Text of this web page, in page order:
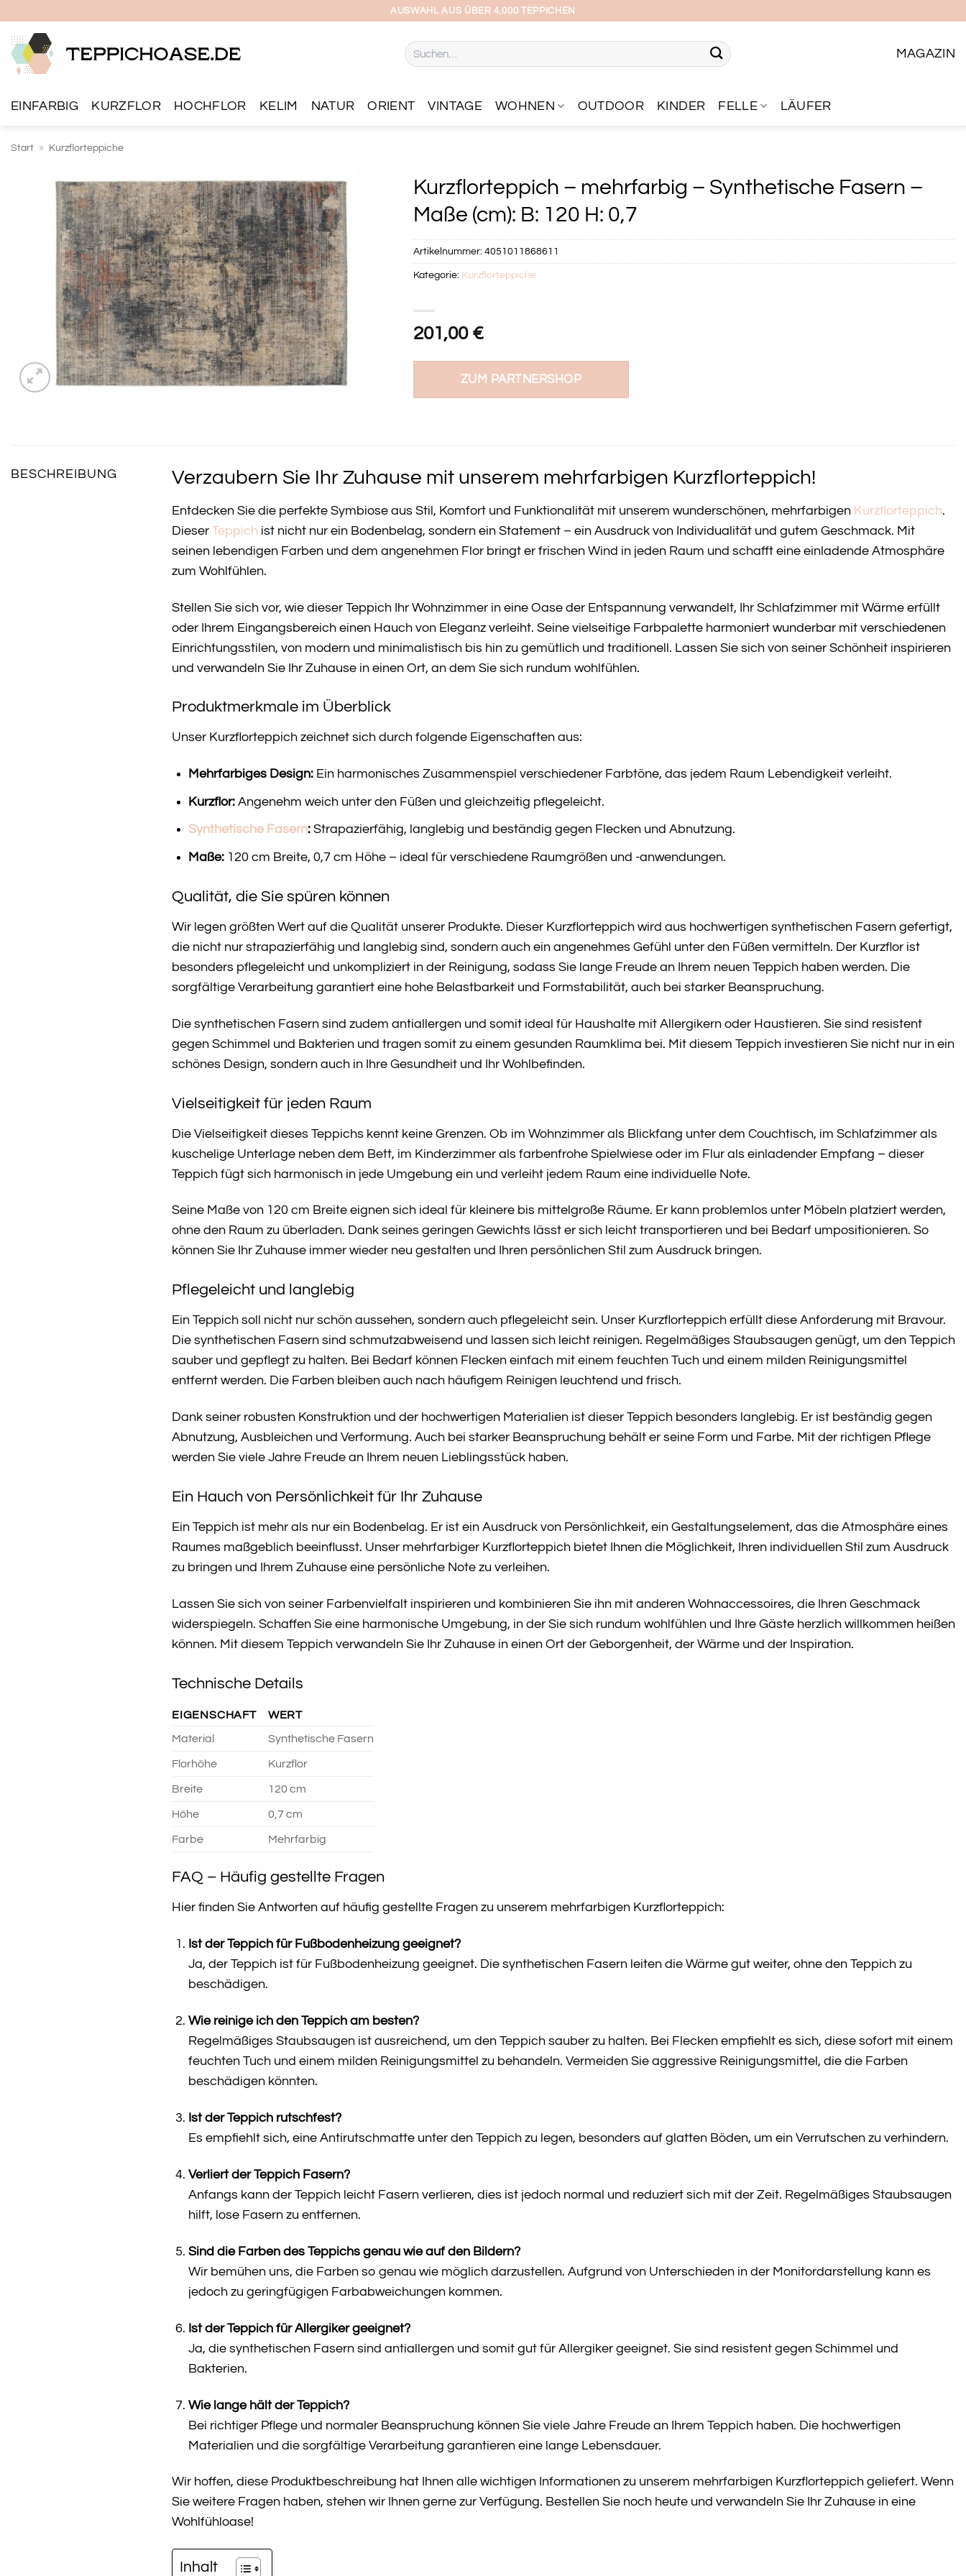
springen
AUSWAHL AUS ÜBER 4.000 TEPPICHEN
Suchen
nach:
MAGAZIN
EINFARBIG KURZFLOR HOCHFLOR KELIM NATUR ORIENT VINTAGE WOHNEN OUTDOOR KINDER FELLE LÄUFER
Start » Kurzflorteppiche
Kurzflorteppich – mehrfarbig – Synthetische Fasern –
Maße (cm): B: 120 H: 0,7
201,00 €
ZUM PARTNERSHOP
Artikelnummer: 4051011868611
Kategorie: Kurzflorteppiche
BESCHREIBUNG Verzaubern Sie Ihr Zuhause mit unserem mehrfarbigen Kurzflorteppich!
Entdecken Sie die perfekte Symbiose aus Stil, Komfort und Funktionalität mit unserem wunderschönen, mehrfarbigen Kurzflorteppich.
Dieser Teppich ist nicht nur ein Bodenbelag, sondern ein Statement – ein Ausdruck von Individualität und gutem Geschmack. Mit
seinen lebendigen Farben und dem angenehmen Flor bringt er frischen Wind in jeden Raum und schafft eine einladende Atmosphäre
zum Wohlfühlen.
Stellen Sie sich vor, wie dieser Teppich Ihr Wohnzimmer in eine Oase der Entspannung verwandelt, Ihr Schlafzimmer mit Wärme erfüllt
oder Ihrem Eingangsbereich einen Hauch von Eleganz verleiht. Seine vielseitige Farbpalette harmoniert wunderbar mit verschiedenen
Einrichtungsstilen, von modern und minimalistisch bis hin zu gemütlich und traditionell. Lassen Sie sich von seiner Schönheit inspirieren
und verwandeln Sie Ihr Zuhause in einen Ort, an dem Sie sich rundum wohlfühlen.
Produktmerkmale im Überblick
Unser Kurzflorteppich zeichnet sich durch folgende Eigenschaften aus:
Mehrfarbiges Design:Ein harmonisches Zusammenspiel verschiedener Farbtöne, das jedem Raum Lebendigkeit verleiht.
Kurzflor:Angenehm weich unter den Füßen und gleichzeitig pflegeleicht.
Synthetische Fasern:Strapazierfähig, langlebig und beständig gegen Flecken und Abnutzung.
Maße:120 cm Breite, 0,7 cm Höhe – ideal für verschiedene Raumgrößen und -anwendungen.
Qualität, die Sie spüren können
Wir legen größten Wert auf die Qualität unserer Produkte. Dieser Kurzflorteppich wird aus hochwertigen synthetischen Fasern gefertigt,
die nicht nur strapazierfähig und langlebig sind, sondern auch ein angenehmes Gefühl unter den Füßen vermitteln. Der Kurzflor ist
besonders pflegeleicht und unkompliziert in der Reinigung, sodass Sie lange Freude an Ihrem neuen Teppich haben werden. Die
sorgfältige Verarbeitung garantiert eine hohe Belastbarkeit und Formstabilität, auch bei starker Beanspruchung.
Die synthetischen Fasern sind zudem antiallergen und somit ideal für Haushalte mit Allergikern oder Haustieren. Sie sind resistent
gegen Schimmel und Bakterien und tragen somit zu einem gesunden Raumklima bei. Mit diesem Teppich investieren Sie nicht nur in ein
schönes Design, sondern auch in Ihre Gesundheit und Ihr Wohlbefinden.
Vielseitigkeit für jeden Raum
Die Vielseitigkeit dieses Teppichs kennt keine Grenzen. Ob im Wohnzimmer als Blickfang unter dem Couchtisch, im Schlafzimmer als
kuschelige Unterlage neben dem Bett, im Kinderzimmer als farbenfrohe Spielwiese oder im Flur als einladender Empfang – dieser
Teppich fügt sich harmonisch in jede Umgebung ein und verleiht jedem Raum eine individuelle Note.
Seine Maße von 120 cm Breite eignen sich ideal für kleinere bis mittelgroße Räume. Er kann problemlos unter Möbeln platziert werden,
ohne den Raum zu überladen. Dank seines geringen Gewichts lässt er sich leicht transportieren und bei Bedarf umpositionieren. So
können Sie Ihr Zuhause immer wieder neu gestalten und Ihren persönlichen Stil zum Ausdruck bringen.
Pflegeleicht und langlebig
Ein Teppich soll nicht nur schön aussehen, sondern auch pflegeleicht sein. Unser Kurzflorteppich erfüllt diese Anforderung mit Bravour.
Die synthetischen Fasern sind schmutzabweisend und lassen sich leicht reinigen. Regelmäßiges Staubsaugen genügt, um den Teppich
sauber und gepflegt zu halten. Bei Bedarf können Flecken einfach mit einem feuchten Tuch und einem milden Reinigungsmittel
entfernt werden. Die Farben bleiben auch nach häufigem Reinigen leuchtend und frisch.
Dank seiner robusten Konstruktion und der hochwertigen Materialien ist dieser Teppich besonders langlebig. Er ist beständig gegen
Abnutzung, Ausbleichen und Verformung. Auch bei starker Beanspruchung behält er seine Form und Farbe. Mit der richtigen Pflege
werden Sie viele Jahre Freude an Ihrem neuen Lieblingsstück haben.
Ein Hauch von Persönlichkeit für Ihr Zuhause
Ein Teppich ist mehr als nur ein Bodenbelag. Er ist ein Ausdruck von Persönlichkeit, ein Gestaltungselement, das die Atmosphäre eines
Raumes maßgeblich beeinflusst. Unser mehrfarbiger Kurzflorteppich bietet Ihnen die Möglichkeit, Ihren individuellen Stil zum Ausdruck
zu bringen und Ihrem Zuhause eine persönliche Note zu verleihen.
Lassen Sie sich von seiner Farbenvielfalt inspirieren und kombinieren Sie ihn mit anderen Wohnaccessoires, die Ihren Geschmack
widerspiegeln. Schaffen Sie eine harmonische Umgebung, in der Sie sich rundum wohlfühlen und Ihre Gäste herzlich willkommen heißen
können. Mit diesem Teppich verwandeln Sie Ihr Zuhause in einen Ort der Geborgenheit, der Wärme und der Inspiration.
Technische Details
EIGENSCHAFT WERT
Material Synthetische Fasern
Florhöhe Kurzflor
Breite 120 cm
Höhe 0,7 cm
Farbe Mehrfarbig
FAQ – Häufig gestellte Fragen
Hier finden Sie Antworten auf häufig gestellte Fragen zu unserem mehrfarbigen Kurzflorteppich:
Ist der Teppich für Fußbodenheizung geeignet?
Ja, der Teppich ist für Fußbodenheizung geeignet. Die synthetischen Fasern leiten die Wärme gut weiter, ohne den Teppich zu
beschädigen.
Wie reinige ich den Teppich am besten?
Regelmäßiges Staubsaugen ist ausreichend, um den Teppich sauber zu halten. Bei Flecken empfiehlt es sich, diese sofort mit einem
feuchten Tuch und einem milden Reinigungsmittel zu behandeln. Vermeiden Sie aggressive Reinigungsmittel, die die Farben
beschädigen könnten.
Ist der Teppich rutschfest?
Es empfiehlt sich, eine Antirutschmatte unter den Teppich zu legen, besonders auf glatten Böden, um ein Verrutschen zu verhindern.
Verliert der Teppich Fasern?
Anfangs kann der Teppich leicht Fasern verlieren, dies ist jedoch normal und reduziert sich mit der Zeit. Regelmäßiges Staubsaugen
hilft, lose Fasern zu entfernen.
Sind die Farben des Teppichs genau wie auf den Bildern?
Wir bemühen uns, die Farben so genau wie möglich darzustellen. Aufgrund von Unterschieden in der Monitordarstellung kann es
jedoch zu geringfügigen Farbabweichungen kommen.
Ist der Teppich für Allergiker geeignet?
Ja, die synthetischen Fasern sind antiallergen und somit gut für Allergiker geeignet. Sie sind resistent gegen Schimmel und
Bakterien.
Wie lange hält der Teppich?
Bei richtiger Pflege und normaler Beanspruchung können Sie viele Jahre Freude an Ihrem Teppich haben. Die hochwertigen
Materialien und die sorgfältige Verarbeitung garantieren eine lange Lebensdauer.
Wir hoffen, diese Produktbeschreibung hat Ihnen alle wichtigen Informationen zu unserem mehrfarbigen Kurzflorteppich geliefert. Wenn
Sie weitere Fragen haben, stehen wir Ihnen gerne zur Verfügung. Bestellen Sie noch heute und verwandeln Sie Ihr Zuhause in eine
Wohlfühloase!
Inhalt